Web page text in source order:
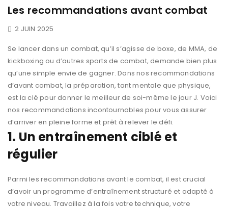
Les recommandations avant combat
2 JUIN 2025
Se lancer dans un combat, qu’il s’agisse de boxe, de MMA, de
kickboxing ou d’autres sports de combat, demande bien plus
qu’une simple envie de gagner. Dans nos recommandations
d’avant combat, la préparation, tant mentale que physique,
est la clé pour donner le meilleur de soi-même le jour J. Voici
nos recommandations incontournables pour vous assurer
d’arriver en pleine forme et prêt à relever le défi.
1. Un entraînement ciblé et
régulier
Parmi les recommandations avant le combat, il est crucial
d’avoir un programme d’entraînement structuré et adapté à
votre niveau. Travaillez à la fois votre technique, votre